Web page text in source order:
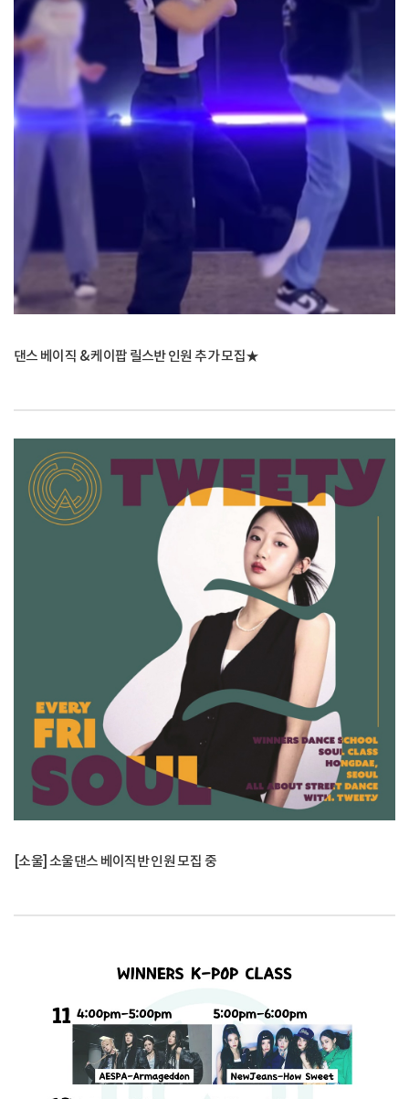
댄스 베이직 & 케이팝 릴스반 인원 추가 모집★
[소울] 소울댄스 베이직반 인원 모집 중